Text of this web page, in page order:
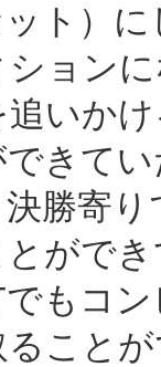
ト）
ション
いか
きて
勝寄
がで
もコ
こと